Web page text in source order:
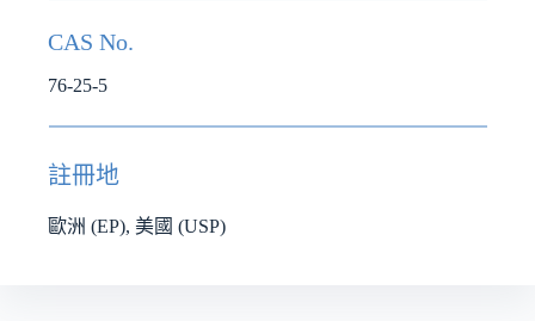
CAS No.
76-25-5
註冊地
歐洲 (EP), 美國 (USP)